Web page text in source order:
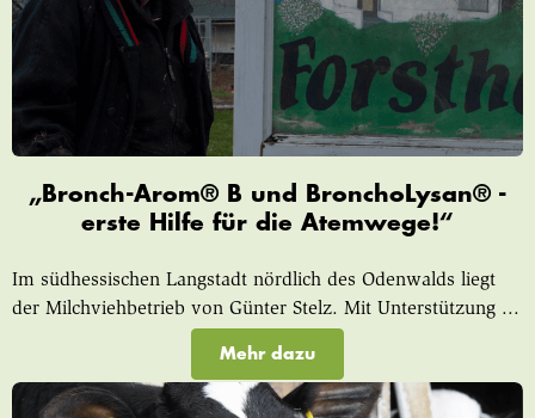
„Bronch-Arom® B und BronchoLysan® -
erste Hilfe für die Atemwege!“
Im südhessischen Langstadt nördlich des Odenwalds liegt
der Milchviehbetrieb von Günter Stelz. Mit Unterstützung ...
Mehr dazu